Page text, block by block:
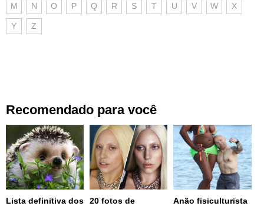
M N O P Q R S T U V W X
Y Z
Recomendado para você
Lista definitiva dos
20 fotos de
Anão fisiculturista